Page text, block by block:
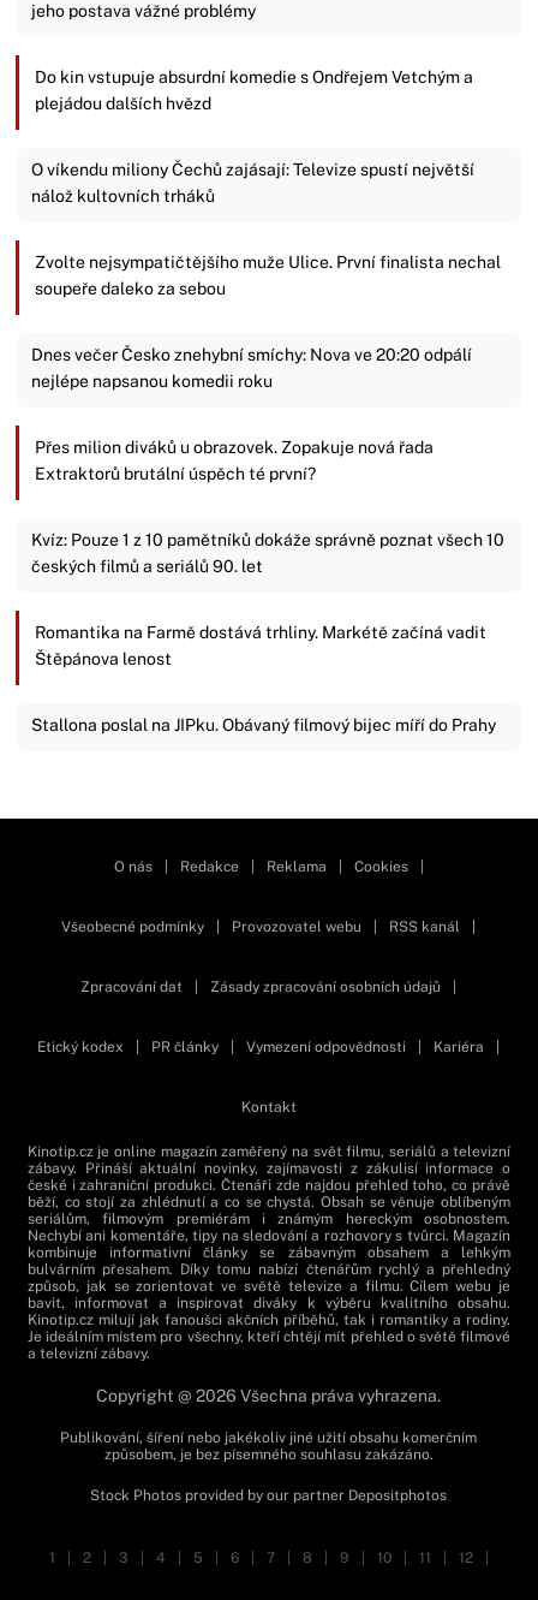
jeho postava vážné problémy
Do kin vstupuje absurdní komedie s Ondřejem Vetchým a
plejádou dalších hvězd
O víkendu miliony Čechů zajásají: Televize spustí největší
nálož kultovních trháků
Zvolte nejsympatičtějšího muže Ulice. První finalista nechal
soupeře daleko za sebou
Dnes večer Česko znehybní smíchy: Nova ve 20:20 odpálí
nejlépe napsanou komedii roku
Přes milion diváků u obrazovek. Zopakuje nová řada
Extraktorů brutální úspěch té první?
Kvíz: Pouze 1 z 10 pamětníků dokáže správně poznat všech 10
českých filmů a seriálů 90. let
Romantika na Farmě dostává trhliny. Markétě začíná vadit
Štěpánova lenost
Stallona poslal na JIPku. Obávaný filmový bijec míří do Prahy
O nás Redakce Reklama Cookies
Všeobecné podmínky Provozovatel webu RSS kanál
Zpracování dat Zásady zpracování osobních údajů
Etický kodex PR články Vymezení odpovědnosti Kariéra
Kontakt
Kinotip.cz je online magazín zaměřený na svět filmu, seriálů a televizní
zábavy. Přináší aktuální novinky, zajímavosti z zákulisí informace o
české i zahraniční produkci. Čtenáři zde najdou přehled toho, co právě
běží, co stojí za zhlédnutí a co se chystá. Obsah se věnuje oblíbeným
seriálům, filmovým premiérám i známým hereckým osobnostem.
Nechybí ani komentáře, tipy na sledování a rozhovory s tvůrci. Magazín
kombinuje informativní články se zábavným obsahem a lehkým
bulvárním přesahem. Díky tomu nabízí čtenářům rychlý a přehledný
způsob, jak se zorientovat ve světě televize a filmu. Cílem webu je
bavit, informovat a inspirovat diváky k výběru kvalitního obsahu.
Kinotip.cz milují jak fanoušci akčních příběhů, tak i romantiky a rodiny.
Je ideálním místem pro všechny, kteří chtějí mít přehled o světě filmové
a televizní zábavy.
Copyright @ 2026 Všechna práva vyhrazena.
Publikování, šíření nebo jakékoliv jiné užití obsahu komerčním
způsobem, je bez písemného souhlasu zakázáno.
Stock Photos provided by our partner Depositphotos
1 2 3 4 5 6 7 8 9 10 11 12